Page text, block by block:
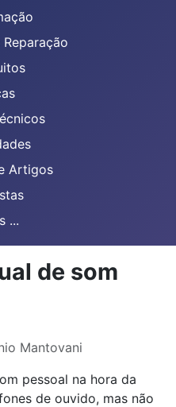
Artigos
...
de som
Mantovani
pessoal na hora da
de ouvido, mas não